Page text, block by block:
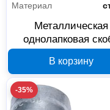
Материал
Металлическая
однолапковая
мм с отверстием
PR08.3742
В корзину
-35%